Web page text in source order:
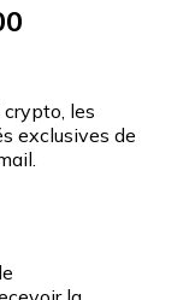
crypto, les
exclusives de